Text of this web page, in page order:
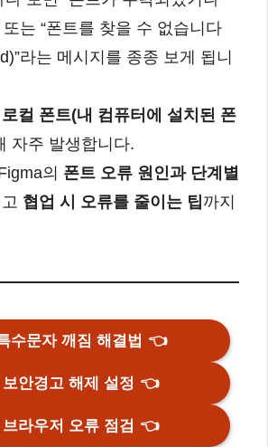
는 “폰트를 찾을 수 없습니다
라는 메시지를 종종 보게 됩니
로컬 폰트(내 컴퓨터에 설치된 폰
자주 발생합니다.
의 폰트 오류 원인과 단계별
협업 시 오류를 줄이는 팁까지
수문자 깨짐 해결법👈
보안경고 해제 설정👈
브라우저 오류 점검👈